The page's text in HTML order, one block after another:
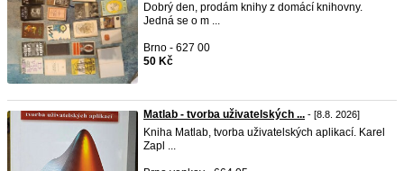
Dobrý den, prodám knihy z domácí knihovny.
Jedná se o m ...
Brno - 627 00
50 Kč
Matlab - tvorba uživatelských ... - [8.8. 2026]
Kniha Matlab, tvorba uživatelských aplikací. Karel
Zapl ...